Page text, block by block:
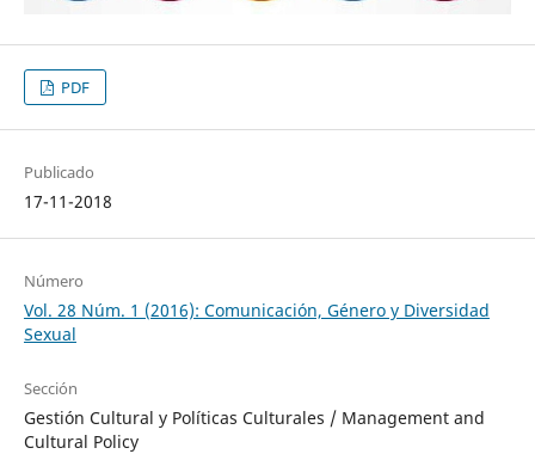
PDF
Publicado
17-11-2018
Número
Vol. 28 Núm. 1 (2016): Comunicación, Género y Diversidad
Sexual
Sección
Gestión Cultural y Políticas Culturales / Management and
Cultural Policy